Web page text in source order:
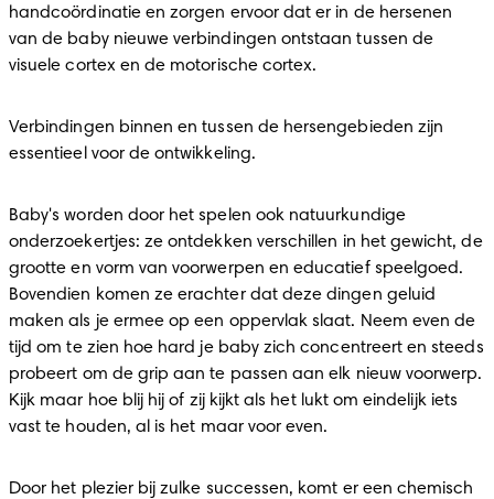
handcoördinatie en zorgen ervoor dat er in de hersenen
van de baby nieuwe verbindingen ontstaan tussen de
visuele cortex en de motorische cortex.
Verbindingen binnen en tussen de hersengebieden zijn
essentieel voor de ontwikkeling.
Baby's worden door het spelen ook natuurkundige
onderzoekertjes: ze ontdekken verschillen in het gewicht, de
grootte en vorm van voorwerpen en educatief speelgoed.
Bovendien komen ze erachter dat deze dingen geluid
maken als je ermee op een oppervlak slaat. Neem even de
tijd om te zien hoe hard je baby zich concentreert en steeds
probeert om de grip aan te passen aan elk nieuw voorwerp.
Kijk maar hoe blij hij of zij kijkt als het lukt om eindelijk iets
vast te houden, al is het maar voor even.
Door het plezier bij zulke successen, komt er een chemisch